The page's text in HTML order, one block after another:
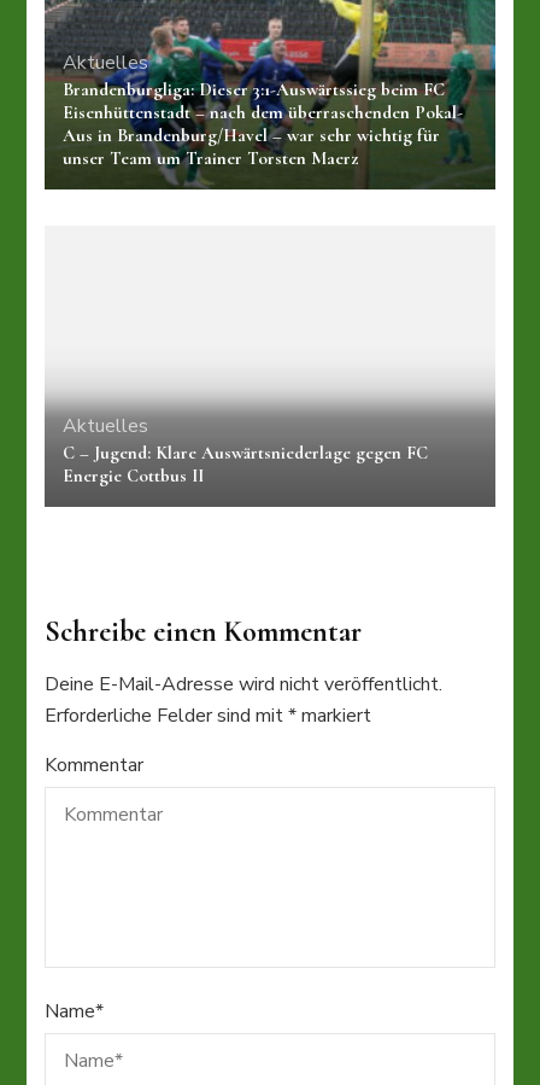
Aktuelles
Brandenburgliga: Dieser 3:1-Auswärtssieg beim FC
Eisenhüttenstadt – nach dem überraschenden Pokal-
Aus in Brandenburg/Havel – war sehr wichtig für
unser Team um Trainer Torsten Maerz
Aktuelles
C – Jugend: Klare Auswärtsniederlage gegen FC
Energie Cottbus II
Schreibe einen Kommentar
Deine E-Mail-Adresse wird nicht veröffentlicht.
Erforderliche Felder sind mit*markiert
Kommentar
Name*